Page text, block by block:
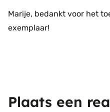
Marije, bedankt voor het
exemplaar!
Plaats een